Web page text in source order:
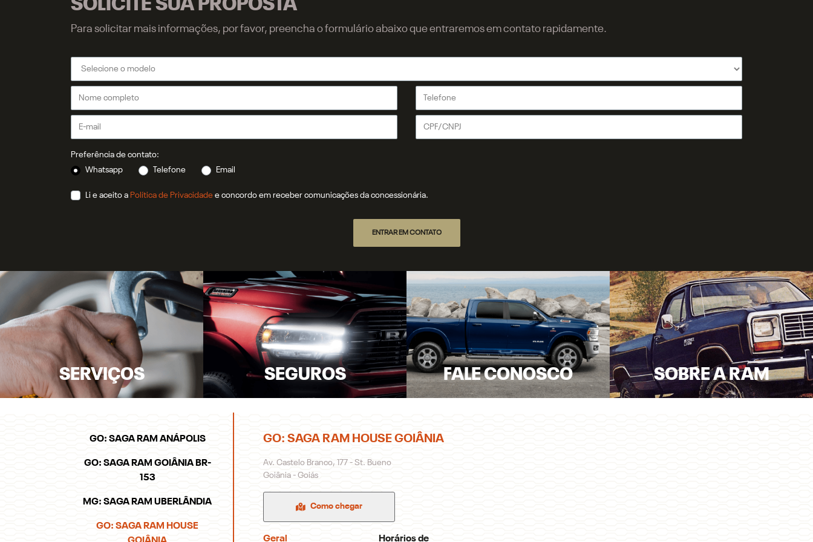
SOLICITE SUA PROPOSTA
Para solicitar mais informações, por favor, preencha o formulário abaixo que entraremos em contato rapidamente.
Preferência de contato:
Whatsapp
Telefone Email
Li e aceito a Política de Privacidade e concordo em receber comunicações da concessionária.
ENTRAR EM CONTATO
SERVIÇOS SEGUROS FALE CONOSCO SOBRE A RAM
GO: SAGA RAM ANÁPOLIS
GO: SAGA RAM GOIÂNIA BR-
153
MG: SAGA RAM UBERLÂNDIA
GO: SAGA RAM HOUSE
GO: SAGA RAM HOUSE GOIÂNIA
Av. Castelo Branco, 177 - St. Bueno
Goiânia - Goiás
Como chegar
Geral Horários de